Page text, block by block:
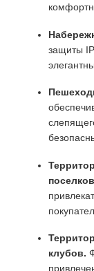
защиты
клубов.